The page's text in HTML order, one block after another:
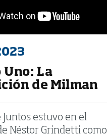
La
de Milman
Juntos estuvo en el
Néstor Grindetti como